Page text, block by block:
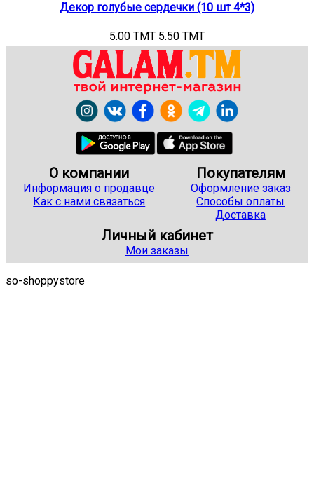
Декор голубые сердечки (10 шт 4*3)
5.00 TMT 5.50 TMT
О компании
Информация о продавце
Как с нами связаться
Покупателям
Оформление заказ
Способы оплаты
Доставка
Личный кабинет
Мои заказы
so-shoppystore